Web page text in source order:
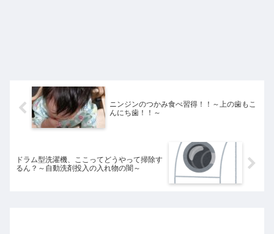
ニンジンのつかみ食べ習得！！～上の歯もこ
んにち歯！！～
ドラム型洗濯機、ここってどうやって掃除す
るん？～自動洗剤投入の入れ物の闇～